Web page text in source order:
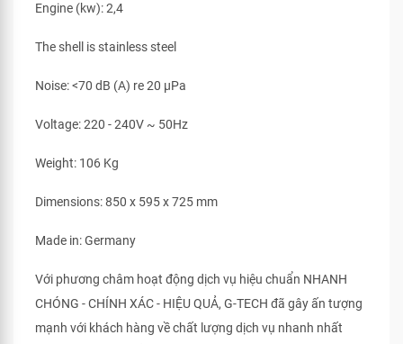
Engine (kw): 2,4
The shell is stainless steel
Noise: <70 dB (A) re 20 μPa
Voltage: 220 - 240V ~ 50Hz
Weight: 106 Kg
Dimensions: 850 x 595 x 725 mm
Made in: Germany
Với phương châm hoạt động dịch vụ hiệu chuẩn NHANH
CHÓNG - CHÍNH XÁC - HIỆU QUẢ, G-TECH đã gây ấn tượng
mạnh với khách hàng về chất lượng dịch vụ nhanh nhất